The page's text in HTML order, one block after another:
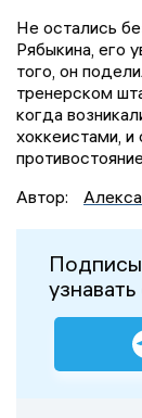
Не остались
Рябыкина, его
того, он
тренерском
когда
хоккеистами,
Автор: